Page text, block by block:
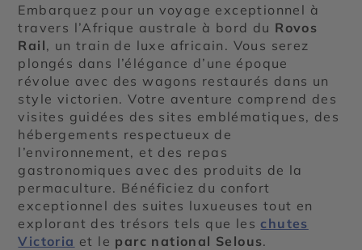
Embarquez pour un voyage exceptionnel à
travers l’Afrique australe à bord du Rovos
Rail, un train de luxe africain. Vous serez
plongés dans l’élégance d’une époque
révolue avec des wagons restaurés dans un
style victorien. Votre aventure comprend des
visites guidées des sites emblématiques, des
hébergements respectueux de
l’environnement, et des repas
gastronomiques avec des produits de la
permaculture. Bénéficiez du confort
exceptionnel des suites luxueuses tout en
explorant des trésors tels que les chutes
Victoria et le parc national Selous.